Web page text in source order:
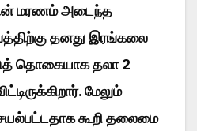
மரணம் அடைந்த
தனது இரங்கலை
தொகையாக தலா 2
மேலும்
கூறி தலைமை